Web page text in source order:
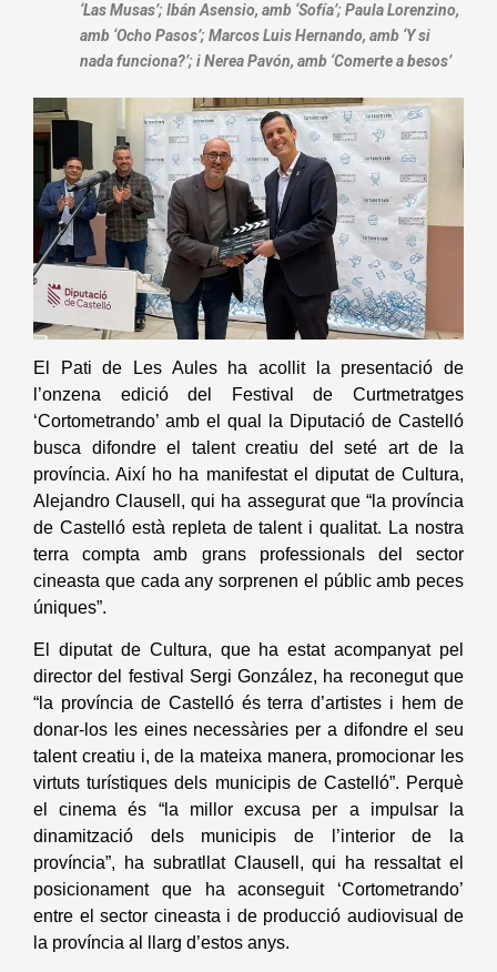
‘Las Musas’; Ibán Asensio, amb ‘Sofía’; Paula Lorenzino,
amb ‘Ocho Pasos’; Marcos Luis Hernando, amb ‘Y si
nada funciona?’; i Nerea Pavón, amb ‘Comerte a besos’
El
Pati de Les Aules ha acollit la presentació de
l’onzena edició del Festival de Curtmetratges
‘Cortometrando’ amb el qual la Diputació de Castelló
busca difondre el talent creatiu del seté art de la
província. Així ho ha manifestat el diputat de Cultura,
Alejandro Clausell, qui ha assegurat que “la província
de Castelló està repleta de talent i qualitat. La nostra
terra compta amb grans professionals del sector
cineasta que cada any sorprenen el públic amb peces
úniques”.
El diputat de Cultura, que ha estat acompanyat pel
director del festival Sergi González, ha reconegut que
“la província de Castelló és terra d’artistes i hem de
donar-los les eines necessàries per a difondre el seu
talent creatiu i, de la mateixa manera, promocionar les
virtuts turístiques dels municipis de Castelló”. Perquè
el cinema és “la millor excusa per a impulsar la
dinamització dels municipis de l’interior de la
província”, ha subratllat Clausell, qui ha ressaltat el
posicionament que ha aconseguit ‘Cortometrando’
entre el sector cineasta i de producció audiovisual de
la província al llarg d’estos anys.